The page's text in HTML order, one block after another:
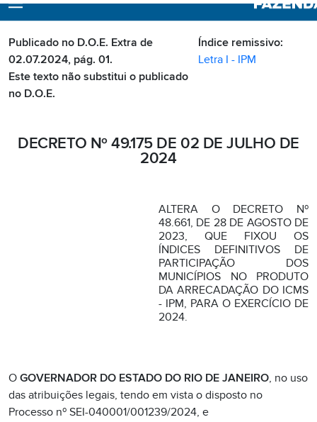
Publicado no D.O.E. Extra de
02.07.2024, pág. 01.
Este texto não substitui o publicado
no D.O.E.
Índice remissivo:
Letra I - IPM
DECRETO Nº 49.175 DE 02 DE JULHO DE
2024
ALTERA O DECRETO Nº
48.661, DE 28 DE AGOSTO DE
2023, QUE FIXOU OS
ÍNDICES DEFINITIVOS DE
PARTICIPAÇÃO DOS
MUNICÍPIOS NO PRODUTO
DA ARRECADAÇÃO DO ICMS
- IPM, PARA O EXERCÍCIO DE
2024.
O GOVERNADOR DO ESTADO DO RIO DE JANEIRO , no uso
das atribuições legais, tendo em vista o disposto no
Processo nº SEI-040001/001239/2024, e